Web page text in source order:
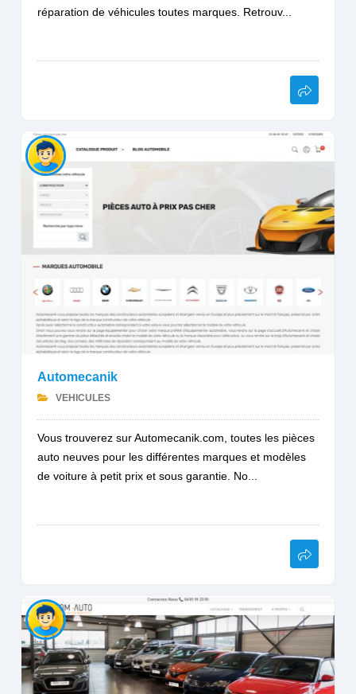
réparation de véhicules toutes marques. Retrouv...
Automecanik
VEHICULES
Vous trouverez sur Automecanik.com, toutes les pièces
auto neuves pour les différentes marques et modèles
de voiture à petit prix et sous garantie. No...